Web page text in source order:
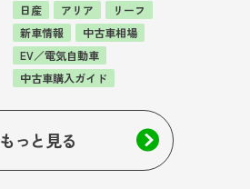
日産 アリア
リーフ
新車情報
中古車相場
EV／電気自動車
中古車購入ガイド
もっと見る